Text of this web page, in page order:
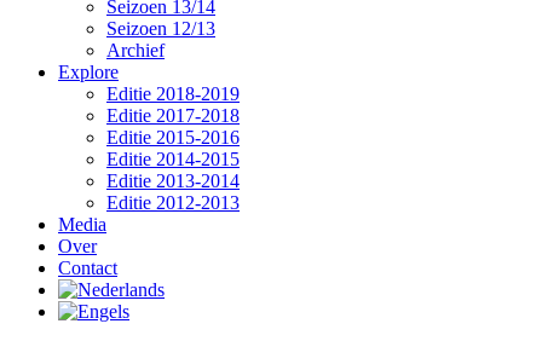
Seizoen 13/14
Seizoen 12/13
Archief
Explore
Editie 2018-2019
Editie 2017-2018
Editie 2015-2016
Editie 2014-2015
Editie 2013-2014
Editie 2012-2013
Media
Over
Contact